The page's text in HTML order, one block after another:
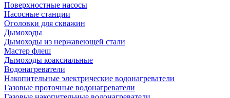
Поверхностные насосы
Насосные станции
Оголовки для скважин
Дымоходы
Дымоходы из нержавеющей стали
Мастер флеш
Дымоходы коаксиальные
Водонагреватели
Накопительные электрические водонагреватели
Газовые проточные водонагреватели